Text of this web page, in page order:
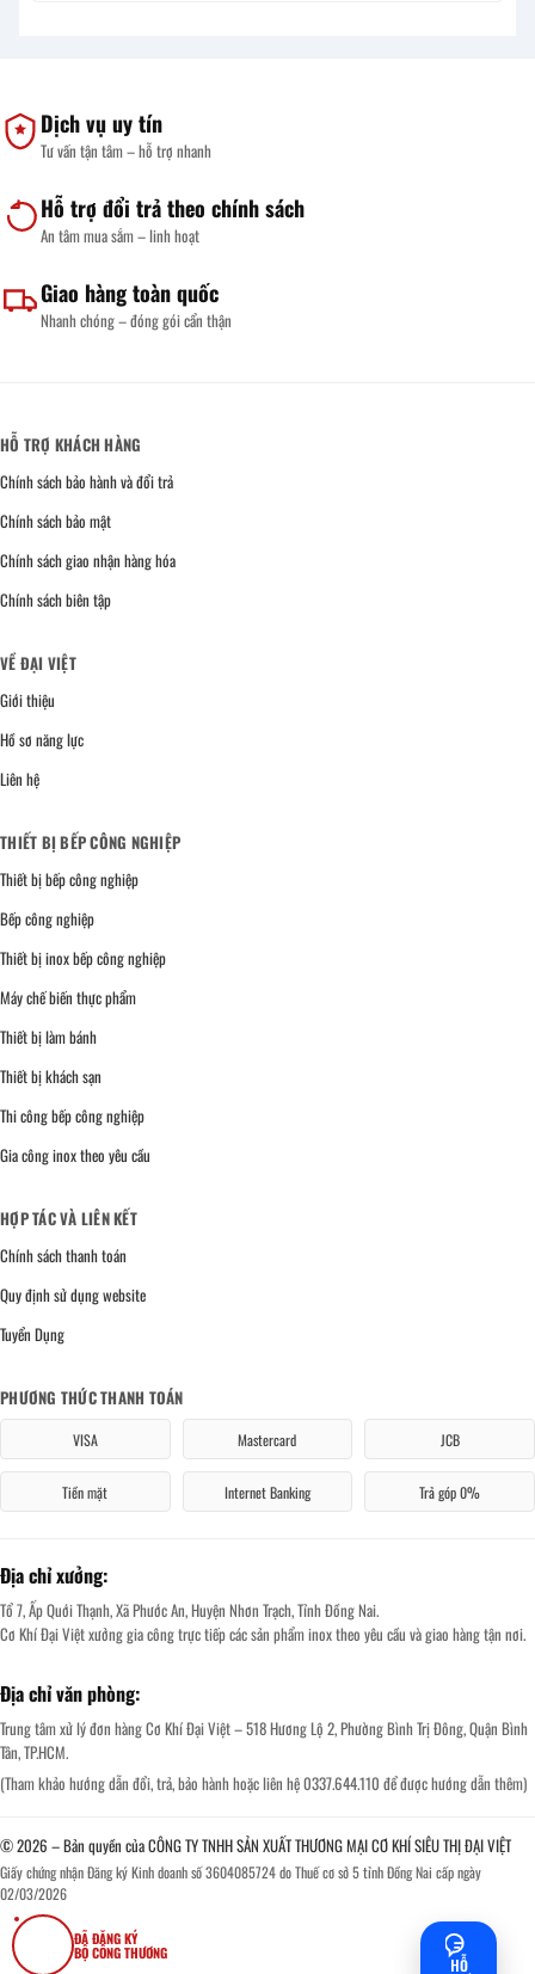
Dịch vụ uy tín
Tư vấn tận tâm – hỗ trợ nhanh
Hỗ trợ đổi trả theo chính sách
An tâm mua sắm – linh hoạt
Giao hàng toàn quốc
Nhanh chóng – đóng gói cẩn thận
HỖ TRỢ KHÁCH HÀNG
Chính sách bảo hành và đổi trả
Chính sách bảo mật
Chính sách giao nhận hàng hóa
Chính sách biên tập
VỀ ĐẠI VIỆT
Giới thiệu
Hồ sơ năng lực
Liên hệ
THIẾT BỊ BẾP CÔNG NGHIỆP
Thiết bị bếp công nghiệp
Bếp công nghiệp
Thiết bị inox bếp công nghiệp
Máy chế biến thực phẩm
Thiết bị làm bánh
Thiết bị khách sạn
Thi công bếp công nghiệp
Gia công inox theo yêu cầu
HỢP TÁC VÀ LIÊN KẾT
Chính sách thanh toán
Quy định sử dụng website
Tuyển Dụng
PHƯƠNG THỨC THANH TOÁN
VISA Mastercard JCB
Tiền mặt Internet Banking Trả góp 0%
Địa chỉ xưởng:
Tổ 7, Ấp Quới Thạnh, Xã Phước An, Huyện Nhơn Trạch, Tỉnh Đồng Nai.
Cơ Khí Đại Việt xưởng gia công trực tiếp các sản phẩm inox theo yêu cầu và giao hàng tận nơi.
Địa chỉ văn phòng:
Trung tâm xử lý đơn hàng Cơ Khí Đại Việt – 518 Hương Lộ 2, Phường Bình Trị Đông, Quận Bình
Tân, TP.HCM.
(Tham khảo hướng dẫn đổi, trả, bảo hành hoặc liên hệ 0337.644.110 để được hướng dẫn thêm)
© 2026 – Bản quyền của CÔNG TY TNHH SẢN XUẤT THƯƠNG MẠI CƠ KHÍ SIÊU THỊ ĐẠI VIỆT
Giấy chứng nhận Đăng ký Kinh doanh số 3604085724 do Thuế cơ sở 5 tỉnh Đồng Nai cấp ngày
02/03/2026
ĐÃ ĐĂNG KÝ
BỘ CÔNG THƯƠNG
HỖ